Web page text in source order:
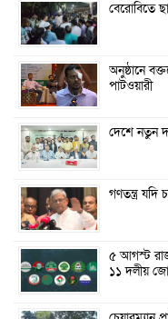
বেরোবিতে
অনুষ্ঠানে
পাটওয়ারী
দেশে নতুন
গণতন্ত্র
৫ আগস্ট
১১ দলীয়